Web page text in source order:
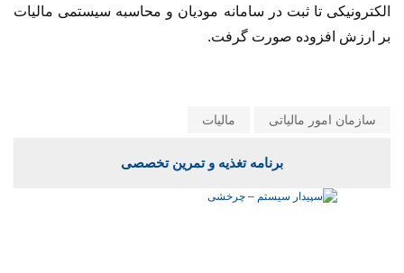
الکترونیکی تا ثبت در سامانه مودیان و محاسبه سیستمی مالیات
بر ارزش افزوده صورت گرفت.
سازمان امور مالیاتی مالیات
برنامه تغذیه و تمرین تخصصی